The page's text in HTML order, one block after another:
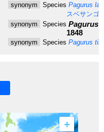
synonym
Species Pagurus
スベサンゴ
synonym
Species Pagurus
1848
synonym Species Pagurus
+